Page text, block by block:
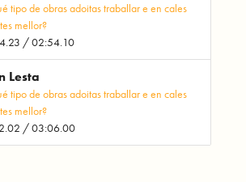
tipo de obras adoitas traballar e en cales
mellor?
/ 02:54.10
Lesta
tipo de obras adoitas traballar e en cales
mellor?
/ 03:06.00